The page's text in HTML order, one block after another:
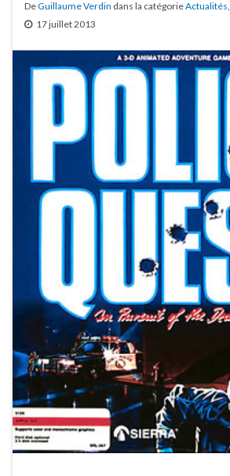
DeGuillaume Verdin dans la catégorieActualités,
17 juillet 2013